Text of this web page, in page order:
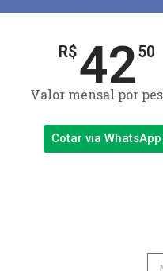
R$4250
Valor mensal por
Cotar via WhatsApp